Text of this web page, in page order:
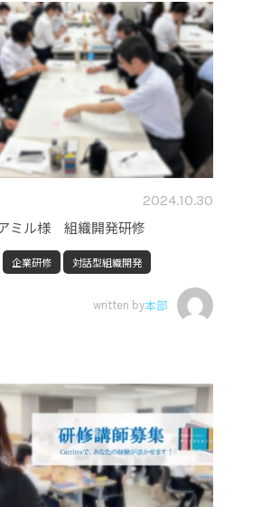
2024.10.30
ミル様 組織開発研修
企業研修 対話型組織開発
written by本部